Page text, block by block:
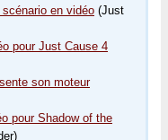
en vidéo (Just
pour Just Cause 4
son moteur
pour Shadow of the